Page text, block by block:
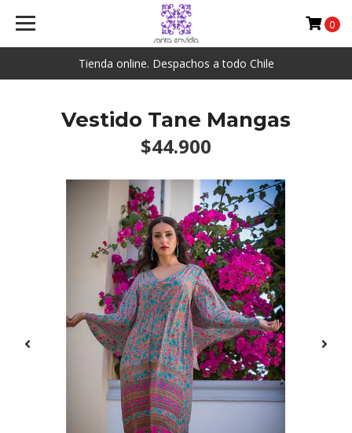
Tienda online. Despachos a todo Chile
0
Vestido Tane Mangas
$44.900